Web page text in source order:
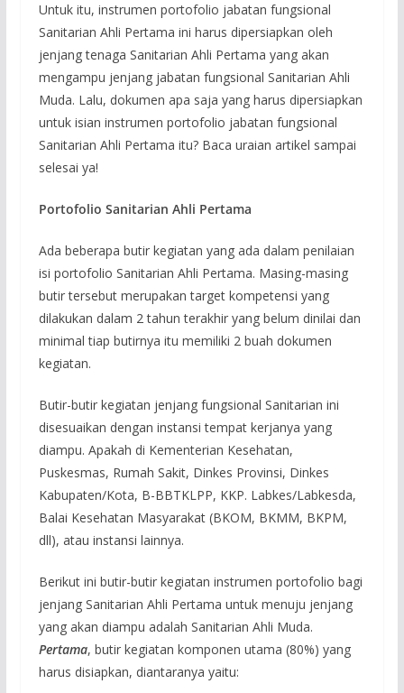
Untuk itu, instrumen portofolio jabatan fungsional
Sanitarian Ahli Pertama ini harus dipersiapkan oleh
jenjang tenaga Sanitarian Ahli Pertama yang akan
mengampu jenjang jabatan fungsional Sanitarian Ahli
Muda. Lalu, dokumen apa saja yang harus dipersiapkan
untuk isian instrumen portofolio jabatan fungsional
Sanitarian Ahli Pertama itu? Baca uraian artikel sampai
selesai ya!
Portofolio Sanitarian Ahli Pertama
Ada beberapa butir kegiatan yang ada dalam penilaian
isi portofolio Sanitarian Ahli Pertama. Masing-masing
butir tersebut merupakan target kompetensi yang
dilakukan dalam 2 tahun terakhir yang belum dinilai dan
minimal tiap butirnya itu memiliki 2 buah dokumen
kegiatan.
Butir-butir kegiatan jenjang fungsional Sanitarian ini
disesuaikan dengan instansi tempat kerjanya yang
diampu. Apakah di Kementerian Kesehatan,
Puskesmas, Rumah Sakit, Dinkes Provinsi, Dinkes
Kabupaten/Kota, B-BBTKLPP, KKP. Labkes/Labkesda,
Balai Kesehatan Masyarakat (BKOM, BKMM, BKPM,
dll), atau instansi lainnya.
Berikut ini butir-butir kegiatan instrumen portofolio bagi
jenjang Sanitarian Ahli Pertama untuk menuju jenjang
yang akan diampu adalah Sanitarian Ahli Muda.
Pertama, butir kegiatan komponen utama (80%) yang
harus disiapkan, diantaranya yaitu: